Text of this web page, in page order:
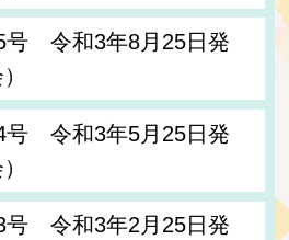
号 令和3年8月25日発
号 令和3年5月25日発
号 令和3年2月25日発